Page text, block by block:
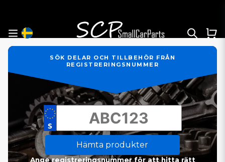
SÖK DELAR OCH TILLBEHÖR FRÅN
REGISTRERINGSNUMMER
Hämta produkter
Ange registreringsnummer för att hitta rätt